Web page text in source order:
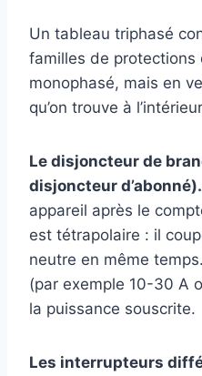
Un tableau triphasé
familles de protections
monophasé, mais en
qu’on trouve à
Le disjoncteur de
disjoncteur d’abonné).
appareil après le
est tétrapolaire : il
neutre en même
(par exemple 10-30 A
la puissance souscrite.
Les interrupteurs